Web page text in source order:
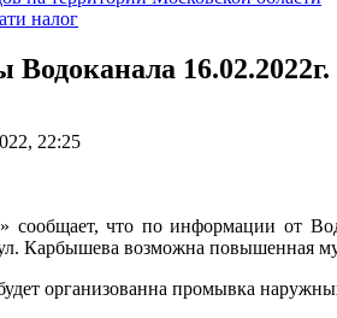
16.02.2022г.
22:25
что по информации от
Карбышева возможна повышенная
организованна промывка